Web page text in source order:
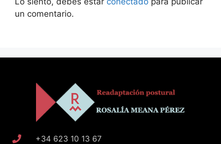
un comentario.
+34 623 10 13 67